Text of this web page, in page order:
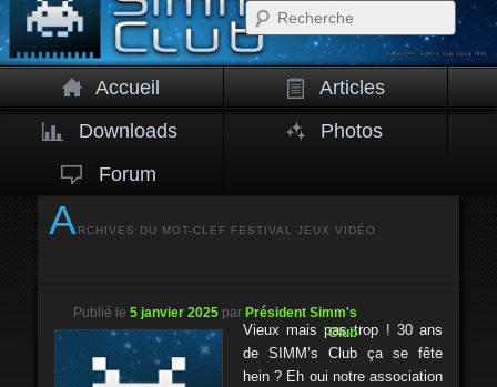
Accueil
Articles
Downloads
Photos
Forum
ARCHIVES DU MOT-CLEF FESTIVAL JEUX VIDÉO
Publié le 5 janvier 2025 par Président Simm's
Club
Vieux mais pas trop ! 30 ans
de SIMM’s Club ça se fête
hein ? Eh oui notre association